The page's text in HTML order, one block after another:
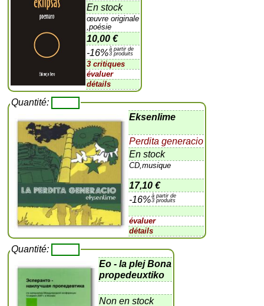
En stock
œuvre originale
,poésie
10,00 €
-16%à partir de
3 produits
3 critiques
évaluer
détails
Quantité:
Eksenlime
Perdita generacio
En stock
CD,musique
17,10 €
-16%à partir de
3 produits
évaluer
détails
Quantité:
Eo - la plej Bona
propedeuxtiko
Non en stock